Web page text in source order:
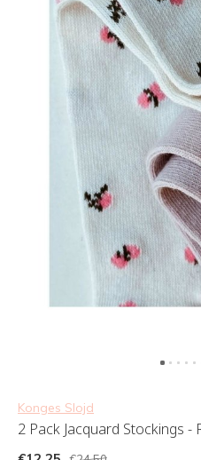
Konges Slojd
2 Pack Jacquard Stockings -